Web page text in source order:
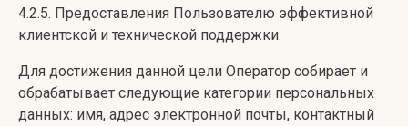
4.2.5. Предоставления Пользователю эффективной
клиентской и технической поддержки.
Для достижения данной цели Оператор собирает и
обрабатывает следующие категории персональных
данных: имя, адрес электронной почты, контактный